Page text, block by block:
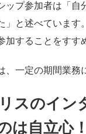
ップ参加者は「
」と述べていま
加することをすす
、一定の期間業務
スのイン
は自立心！